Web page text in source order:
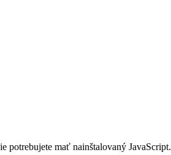
potrebujete mať nainštalovaný JavaScript.